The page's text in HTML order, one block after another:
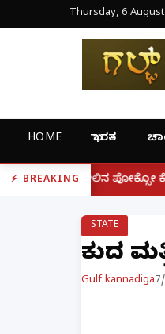
Thursday, 6
HOME ಭಾರತ
BREAKING
ಕೇಸ್ ರದ್ದಾಗಲ್ಲ: ಹೈಕೋರ್ಟ್
STATE
ಕುಡಿದ
Gulf kannadiga